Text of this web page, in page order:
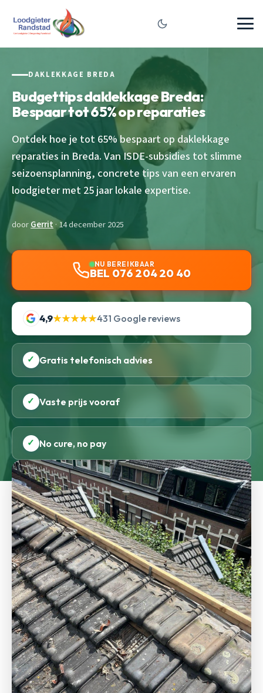
DAKLEKKAGE BREDA
Budgettips daklekkage Breda:
Bespaar tot 65% op reparaties
Ontdek hoe je tot 65% bespaart op daklekkage
reparaties in Breda. Van ISDE-subsidies tot slimme
seizoensplanning, concrete tips van een ervaren
loodgieter met 25 jaar lokale expertise.
doorGerrit· 14 december 2025
NU BEREIKBAAR
BEL 076 204 20 40
4,9★★★★★431 Google reviews
✓ Gratis telefonisch advies
✓ Vaste prijs vooraf
✓ No cure, no pay